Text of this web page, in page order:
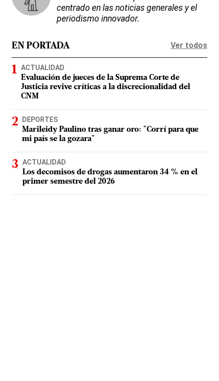
centrado en las noticias generales y el
periodismo innovador.
EN PORTADA Ver todos
ACTUALIDAD
Evaluación de jueces de la Suprema Corte de
Justicia revive críticas a la discrecionalidad del
CNM
DEPORTES
Marileidy Paulino tras ganar oro: "Corrí para que
mi país se la gozara"
ACTUALIDAD
Los decomisos de drogas aumentaron 34 % en el
primer semestre del 2026